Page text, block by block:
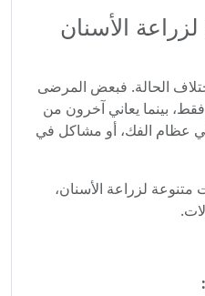
الأسنان
الحالة. فبعض المرضى
بينما يعاني آخرون من
عظام الفك، أو مشاكل في
متنوعة لزراعة الأسنان،